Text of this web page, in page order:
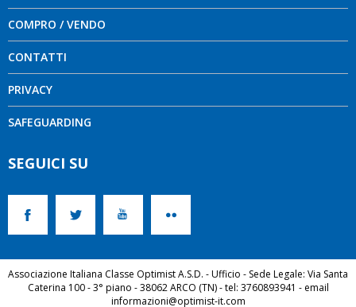
COMPRO / VENDO
CONTATTI
PRIVACY
SAFEGUARDING
SEGUICI SU
Associazione Italiana Classe Optimist A.S.D. - Ufficio - Sede Legale: Via Santa
Caterina 100 - 3° piano - 38062 ARCO (TN) - tel: 3760893941 - email
informazioni@optimist-it.com